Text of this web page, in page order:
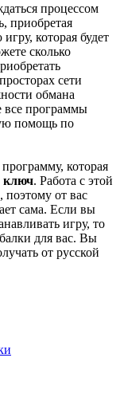
процессом
приобретая
которая будет
сколько
сети
обмана
все программы
помощь по
которая
ключ. Работа с этой
поэтому от вас
сама. Если вы
игру, то
для вас. Вы
от русской